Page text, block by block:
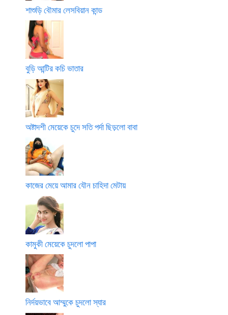
শাশুড়ি বৌমার লেসবিয়ান কান্ড
বুড়ি আন্টির কচি ভাতার
অষ্টাদশী মেয়েকে চুদে সতি পর্দা ছিড়লো বাবা
কাজের মেয়ে আমার যৌন চাহিদা মেটায়
কামুকী মেয়েকে চুদলো পাপা
নির্দয়ভাবে আম্মুকে চুদলো স্যার